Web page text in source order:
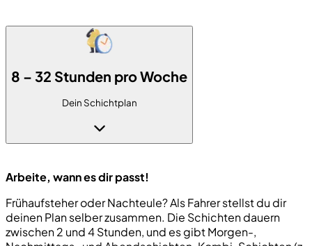
8 – 32 Stunden pro Woche
Dein Schichtplan
Arbeite, wann es dir passt!
Frühaufsteher oder Nachteule? Als Fahrer stellst du dir
deinen Plan selber zusammen. Die Schichten dauern
zwischen 2 und 4 Stunden, und es gibt Morgen-,